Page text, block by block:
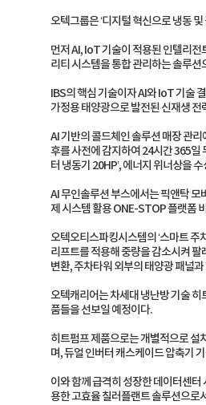
오텍그룹은 ‘디지털 혁신으로 냉동
먼저 AI, IoT 기술이 적용된 인텔리
리티 시스템을 통합 관리하는 솔루
IBS의 핵심 기술이자 AI와 IoT 기술
가정용 태양광으로 발전된 신재생 전
AI 기반의 콜드체인 솔루션 매장 관
후를 사전에 감지하여 24시간 365일
터 냉동기 20HP’, 에너지 위너상을
AI 무인솔루션 부스에서는 픽앤탁
제 시스템 활용 ONE-STOP 플랫폼
오텍오티스파킹시스템의 ‘스마트 주
리프트를 적용해 중량을 감소시켜
변환, 주차타워 외부의 태양광 패널
오텍캐리어는 차세대 냉난방 기술 히
품들을 선보일 예정이다.
히트펌프 제품으로는 개별적으로 설
며, 듀얼 인버터 캐스케이드 압축기
이와 함께 급격히 성장한 데이터센
용한 고효율 칠러플랜트 솔루션으로